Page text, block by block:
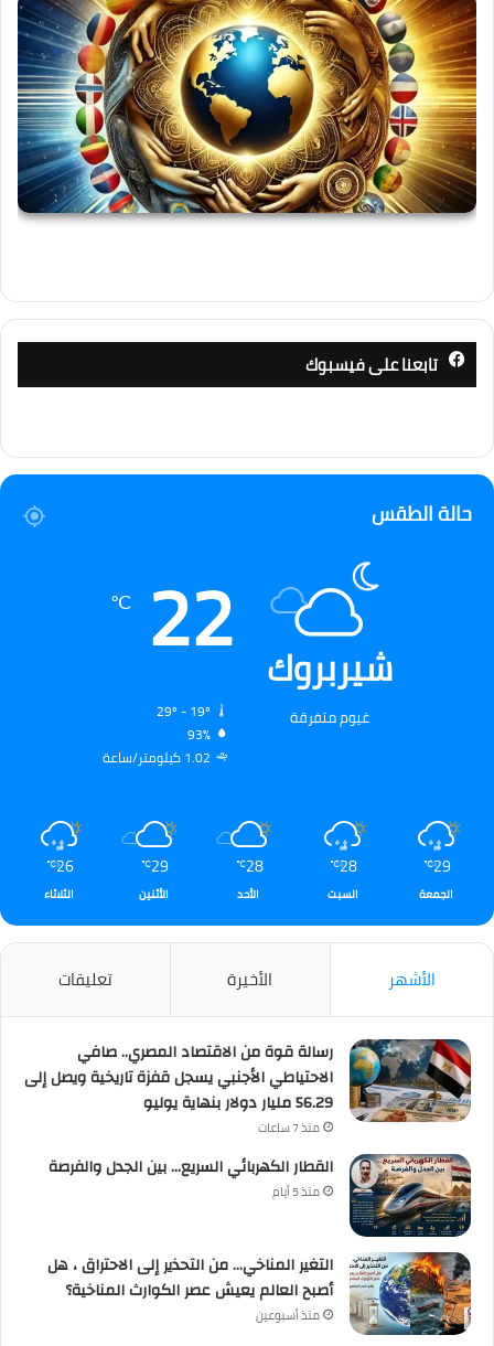
تابعنا على فيسبوك
حالة الطقس
شيربروك
غيوم متفرقة
22
℃
93%
1.02 كيلومتر/ساعة
29
℃
الجمعة
28
℃
السبت
28
℃
الأحد
29
℃
الأثنين
26
℃
الثلاثاء
الأشهر الأخيرة تعليقات
رسالة قوة من الاقتصاد المصري.. صافي
الاحتياطي الأجنبي يسجل قفزة تاريخية ويصل إلى
56.29 مليار دولار بنهاية يوليو
منذ 7 ساعات
القطار الكهربائي السريع… بين الجدل والفرصة
منذ 5 أيام
التغير المناخي… من التحذير إلى الاحتراق ، هل
أصبح العالم يعيش عصر الكوارث المناخية؟
منذ أسبوعين